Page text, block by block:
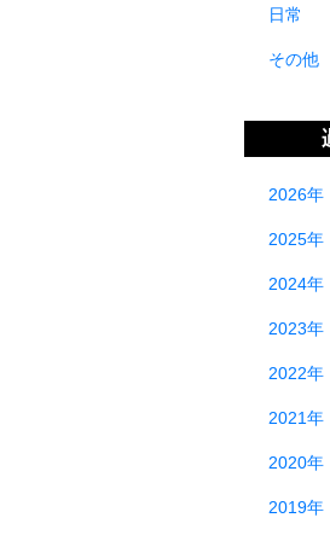
日常
その他
2026年
2025年
2024年
2023年
2022年
2021年
2020年
2019年